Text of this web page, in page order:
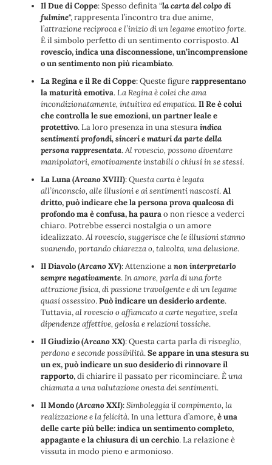
Il Due di Coppe: Spesso definita “la carta del colpo di
fulmine“, rappresenta l’incontro tra due anime,
l’attrazione reciproca e l’inizio di un legame emotivo forte.
È il simbolo perfetto di un sentimento corrisposto.Al
rovescio, indica una disconnessione, un’incomprensione
o un sentimento non più ricambiato.
La Regina e il Re di Coppe: Queste figurerappresentano
la maturità emotiva.La Regina è colei che ama
incondizionatamente, intuitiva ed empatica.Il Re è colui
che controlla le sue emozioni, un partner leale e
protettivo. La loro presenza in una stesuraindica
sentimenti profondi, sinceri e maturi da parte della
persona rappresentata.Al rovescio, possono diventare
manipolatori, emotivamente instabili o chiusi in se stessi.
La Luna(Arcano XVIII):Questa carta è legata
all’inconscio, alle illusioni e ai sentimenti nascosti.Al
dritto, può indicare che la persona prova qualcosa di
profondo ma è confusa, ha paurao non riesce a vederci
chiaro. Potrebbe esserci nostalgia o un amore
idealizzato.Al rovescio, suggerisce che le illusioni stanno
svanendo, portando chiarezza o, talvolta, una delusione.
Il Diavolo(Arcano XV): Attenzione anon interpretarlo
sempre negativamente.In amore, parla di una forte
attrazione fisica, di passione travolgente e di un legame
quasi ossessivo.Può indicare un desiderio ardente.
Tuttavia,al rovescio o affiancato a carte negative, svela
dipendenze affettive, gelosia e relazioni tossiche.
Il Giudizio(Arcano XX): Questa carta parla dirisveglio,
perdono e seconde possibilità.Se appare in una stesura su
un ex, può indicare un suo desiderio di rinnovare il
rapporto, di chiarire il passato per ricominciare.È una
chiamata a una valutazione onesta dei sentimenti.
Il Mondo(Arcano XXI):Simboleggia il compimento, la
realizzazione e la felicità. In una lettura d’amore,è una
delle carte più belle: indica un sentimento completo,
appagante e la chiusura di un cerchio. La relazione è
vissuta in modo pieno e armonioso.